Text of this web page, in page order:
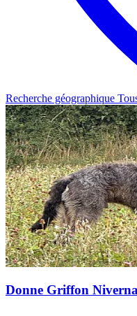
Recherche géographique
Donne Griffon